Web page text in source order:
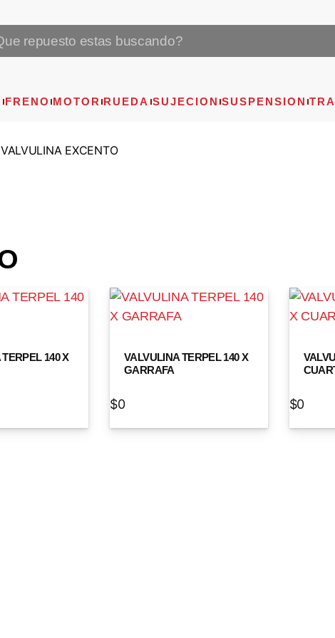
FRENO MOTOR RUEDA SUJECION SUSPENSION
VALVULINA EXCENTO
140 X
VALVULINA TERPEL 140 X
GARRAFA
$0 $0